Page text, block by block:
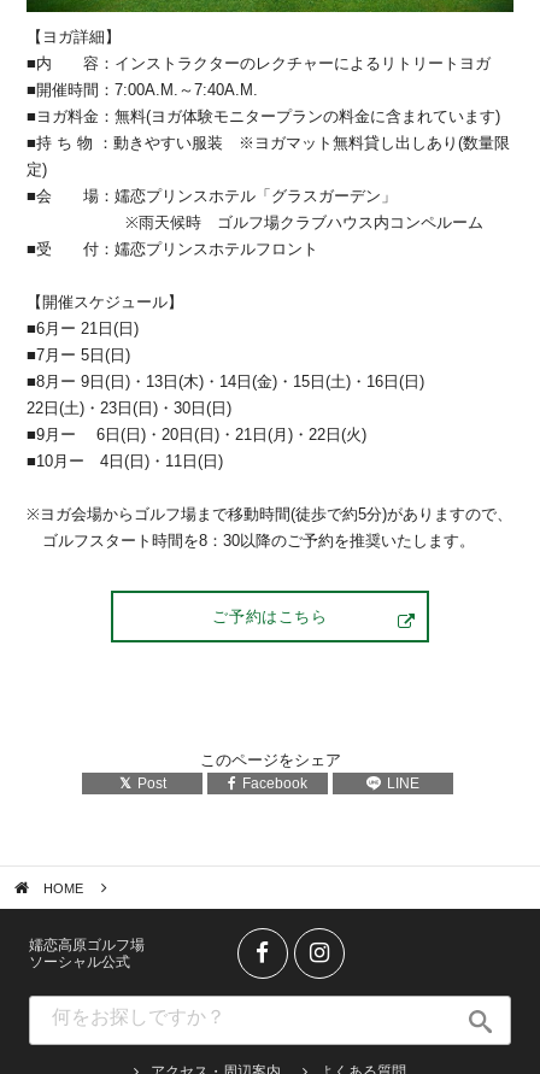
【ヨガ詳細】
■内 容：インストラクターのレクチャーによるリトリートヨガ
■開催時間：7:00A.M.～7:40A.M.
■ヨガ料金：無料(ヨガ体験モニタープランの料金に含まれています)
■持 ち 物 ：動きやすい服装 ※ヨガマット無料貸し出しあり(数量限
定)
■会 場：嬬恋プリンスホテル「グラスガーデン」
※雨天候時 ゴルフ場クラブハウス内コンペルーム
■受 付：嬬恋プリンスホテルフロント
【開催スケジュール】
■6月ー 21日(日)
■7月ー 5日(日)
■8月ー 9日(日)・13日(木)・14日(金)・15日(土)・16日(日)
22日(土)・23日(日)・30日(日)
■9月ー 6日(日)・20日(日)・21日(月)・22日(火)
■10月ー 4日(日)・11日(日)
※ヨガ会場からゴルフ場まで移動時間(徒歩で約5分)がありますので、
ゴルフスタート時間を8：30以降のご予約を推奨いたします。
ご予約はこちら
このページをシェア
Post Facebook LINE
HOME
嬬恋高原ゴルフ場
ソーシャル公式